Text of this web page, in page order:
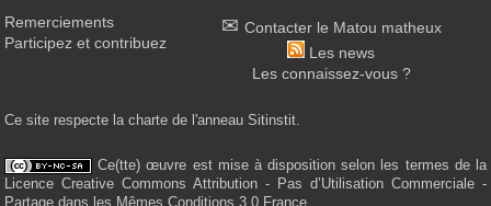
Remerciements
Participez et contribuez
Contacter le Matou matheux
Les news
Les connaissez-vous ?
Ce site respecte la charte de l'anneau Sitinstit.
Ce(tte) œuvre est mise à disposition selon les termes de la
Licence Creative Commons Attribution - Pas d’Utilisation Commerciale -
Partage dans les Mêmes Conditions 3.0 France.